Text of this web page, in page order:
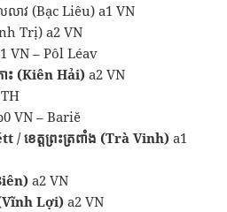
លាវ (Bạc Liêu) a1 VN
Trị) a2 VN
VN – Pôl Léav
ះ (Kiên Hải)a2 VN
VN – Bariĕ
ខេត្តព្រះត្រពាំង (Trà Vinh) a1
a2 VN
Lợi) a2 VN